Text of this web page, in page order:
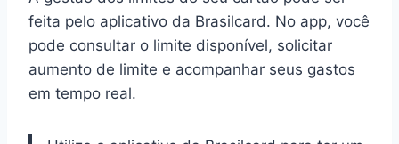
feita pelo aplicativo da Brasilcard. No app, você
pode consultar o limite disponível, solicitar
aumento de limite e acompanhar seus gastos
em tempo real.